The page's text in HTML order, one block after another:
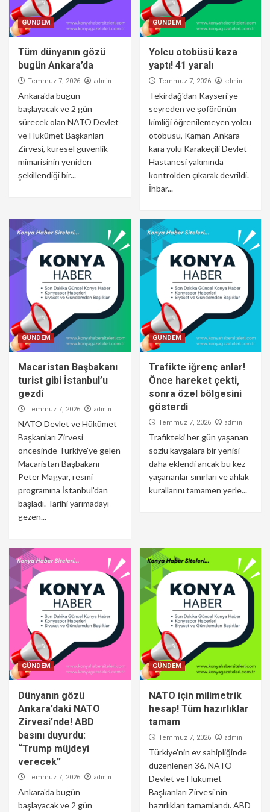
GÜNDEM
Tüm dünyanın gözü
bugün Ankara’da
Temmuz 7, 2026 admin
Ankara'da bugün
başlayacak ve 2 gün
sürecek olan NATO Devlet
ve Hükûmet Başkanları
Zirvesi, küresel güvenlik
mimarisinin yeniden
şekillendiği bir...
GÜNDEM
Yolcu otobüsü kaza
yaptı! 41 yaralı
Temmuz 7, 2026 admin
Tekirdağ'dan Kayseri'ye
seyreden ve şoförünün
kimliği öğrenilemeyen yolcu
otobüsü, Kaman-Ankara
kara yolu Karakeçili Devlet
Hastanesi yakınında
kontrolden çıkarak devrildi.
İhbar...
GÜNDEM
Macaristan Başbakanı
turist gibi İstanbul’u
gezdi
Temmuz 7, 2026 admin
NATO Devlet ve Hükümet
Başkanları Zirvesi
öncesinde Türkiye'ye gelen
Macaristan Başbakanı
Peter Magyar, resmi
programına İstanbul'dan
başladı. Tarihi yarımadayı
gezen...
GÜNDEM
Trafikte iğrenç anlar!
Önce hareket çekti,
sonra özel bölgesini
gösterdi
Temmuz 7, 2026 admin
Trafikteki her gün yaşanan
sözlü kavgalara bir yenisi
daha eklendi ancak bu kez
yaşananlar sınırları ve ahlak
kurallarını tamamen yerle...
GÜNDEM
Dünyanın gözü
Ankara’daki NATO
Zirvesi’nde! ABD
basını duyurdu:
“Trump müjdeyi
verecek”
Temmuz 7, 2026 admin
Ankara'da bugün
başlayacak ve 2 gün
GÜNDEM
NATO için milimetrik
hesap! Tüm hazırlıklar
tamam
Temmuz 7, 2026 admin
Türkiye'nin ev sahipliğinde
düzenlenen 36. NATO
Devlet ve Hükümet
Başkanları Zirvesi'nin
hazırlıkları tamamlandı. ABD